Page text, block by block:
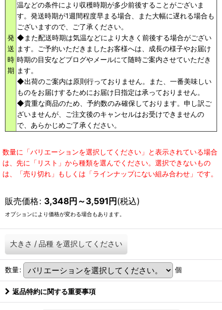
発
送
時
期
温などの条件により収穫時期が多少前後することがございま
す。発送時期が1週間程度早まる場合、また大幅に遅れる場合も
ございますので、ご了承ください。
◆また配送時期は気温などにより大きく前後する場合がござい
ます。ご予約いただきましたお客様へは、成長の様子やお届け
時期の目安などブログやメールにて随時ご案内させていただき
ます。
◆出荷のご案内は原則行っておりません。また、一番美味しい
ものをお届けするためにお届け日指定は承っておりません。
◆貴重な商品のため、予約数のみ確保しております。申し訳ご
ざいませんが、ご注文後のキャンセルはお受けできませんの
で、あらかじめご了承ください。
数量に「バリエーションを選択してください」と表示されている場合
は、先に「リスト」から種類を選んでください。選択できないもの
は、「売り切れ」もしくは「ラインナップにない組み合わせ」です。
販売価格: 3,348円～3,591円(税込)
オプションにより価格が変わる場合もあります。
大きさ / 品種 を選択してください
数量: 個
返品特約に関する重要事項